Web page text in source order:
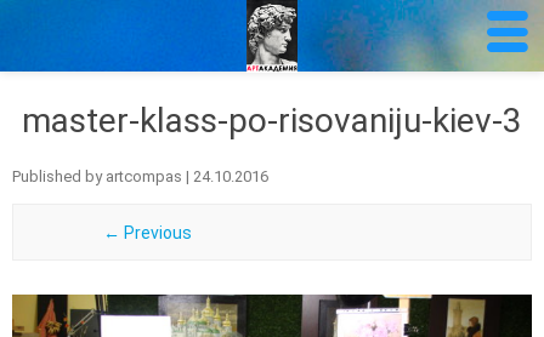
master-klass-po-risovaniju-kiev-3
Published by artcompas | 24.10.2016
← Previous